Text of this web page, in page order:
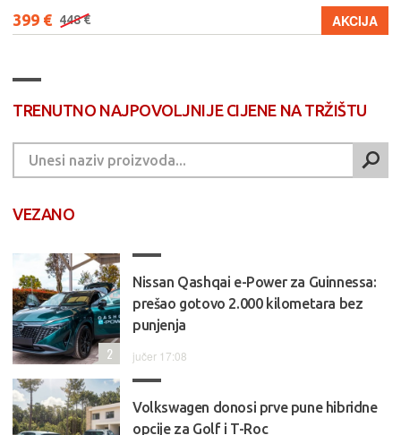
399 € 448 € AKCIJA
TRENUTNO NAJPOVOLJNIJE CIJENE NA TRŽIŠTU
VEZANO
Nissan Qashqai e-Power za Guinnessa:
prešao gotovo 2.000 kilometara bez
punjenja
jučer 17:08
2
Volkswagen donosi prve pune hibridne
opcije za Golf i T-Roc